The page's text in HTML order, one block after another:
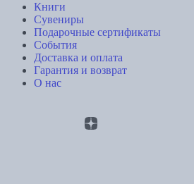
Книги
Сувениры
Подарочные сертификаты
События
Доставка и оплата
Гарантия и возврат
О нас